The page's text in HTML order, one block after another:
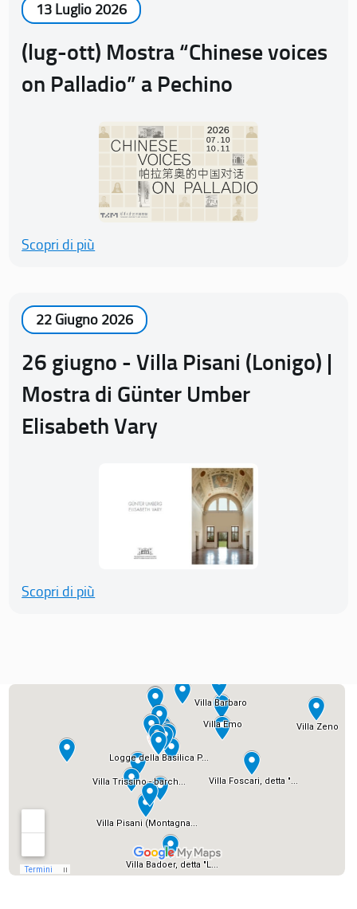
13 Luglio 2026
(lug-ott) Mostra “Chinese voices
on Palladio” a Pechino
Scopri di più
22 Giugno 2026
26 giugno - Villa Pisani (Lonigo) |
Mostra di Günter Umber
Elisabeth Vary
Scopri di più